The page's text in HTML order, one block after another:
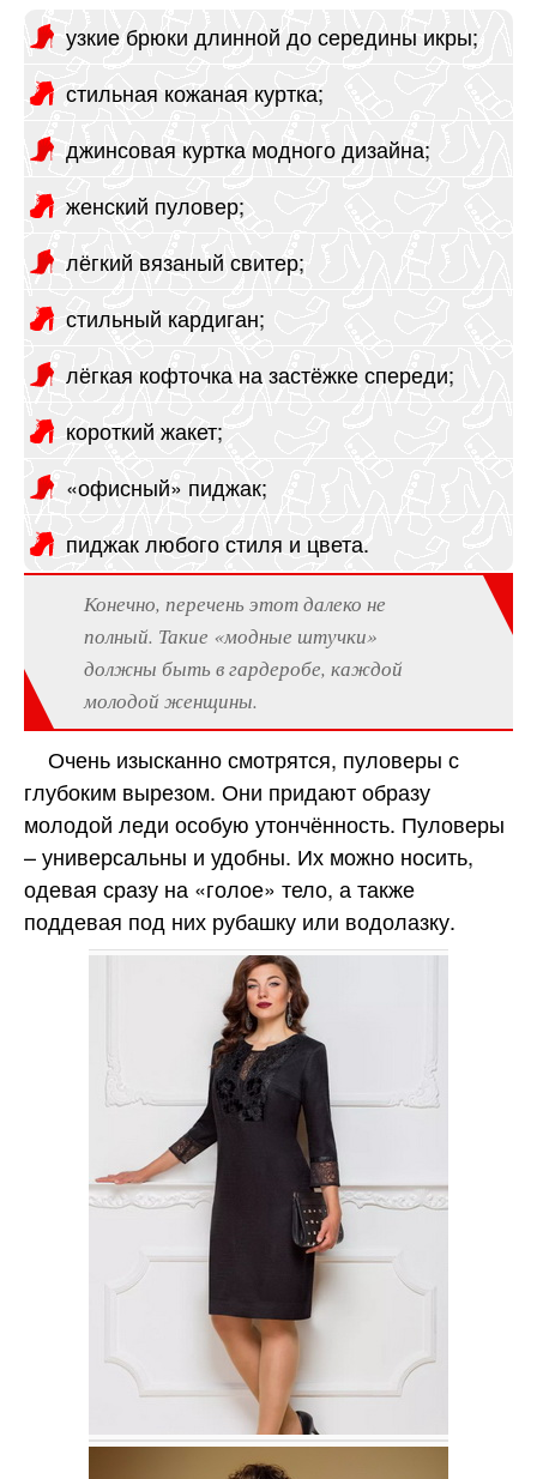
узкие брюки длинной до середины икры;
стильная кожаная куртка;
джинсовая куртка модного дизайна;
женский пуловер;
лёгкий вязаный свитер;
стильный кардиган;
лёгкая кофточка на застёжке спереди;
короткий жакет;
«офисный» пиджак;
пиджак любого стиля и цвета.
Конечно, перечень этот далеко не
полный. Такие «модные штучки»
должны быть в гардеробе, каждой
молодой женщины.
Очень изысканно смотрятся, пуловеры с
глубоким вырезом. Они придают образу
молодой леди особую утончённость. Пуловеры
– универсальны и удобны. Их можно носить,
одевая сразу на «голое» тело, а также
поддевая под них рубашку или водолазку.